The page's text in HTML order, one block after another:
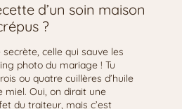
d’un soin maison
?
celle qui sauve les
photo du mariage ! Tu
ou quatre cuillères d’huile
miel. Oui, on dirait une
du traiteur, mais c’est